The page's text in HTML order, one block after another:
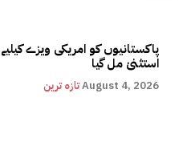
پاکستانیوں کو امریکی ویزے
استثنیٰ مل گیا
تازہ ترینAugust 4, 2026